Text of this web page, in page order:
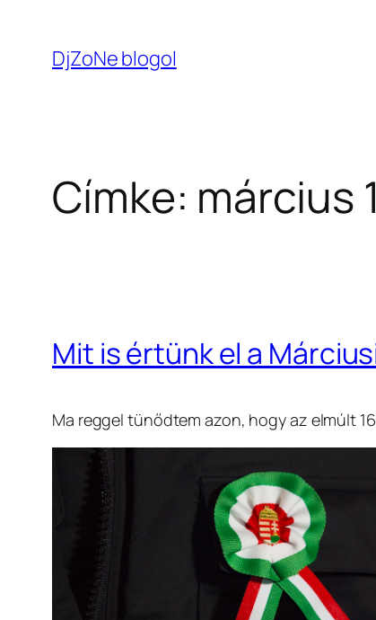
tartalomhoz
DjZoNe blogol
Címke: március
Mit is értünk el a
Ma reggel tünődtem azon, hogy az elmúlt